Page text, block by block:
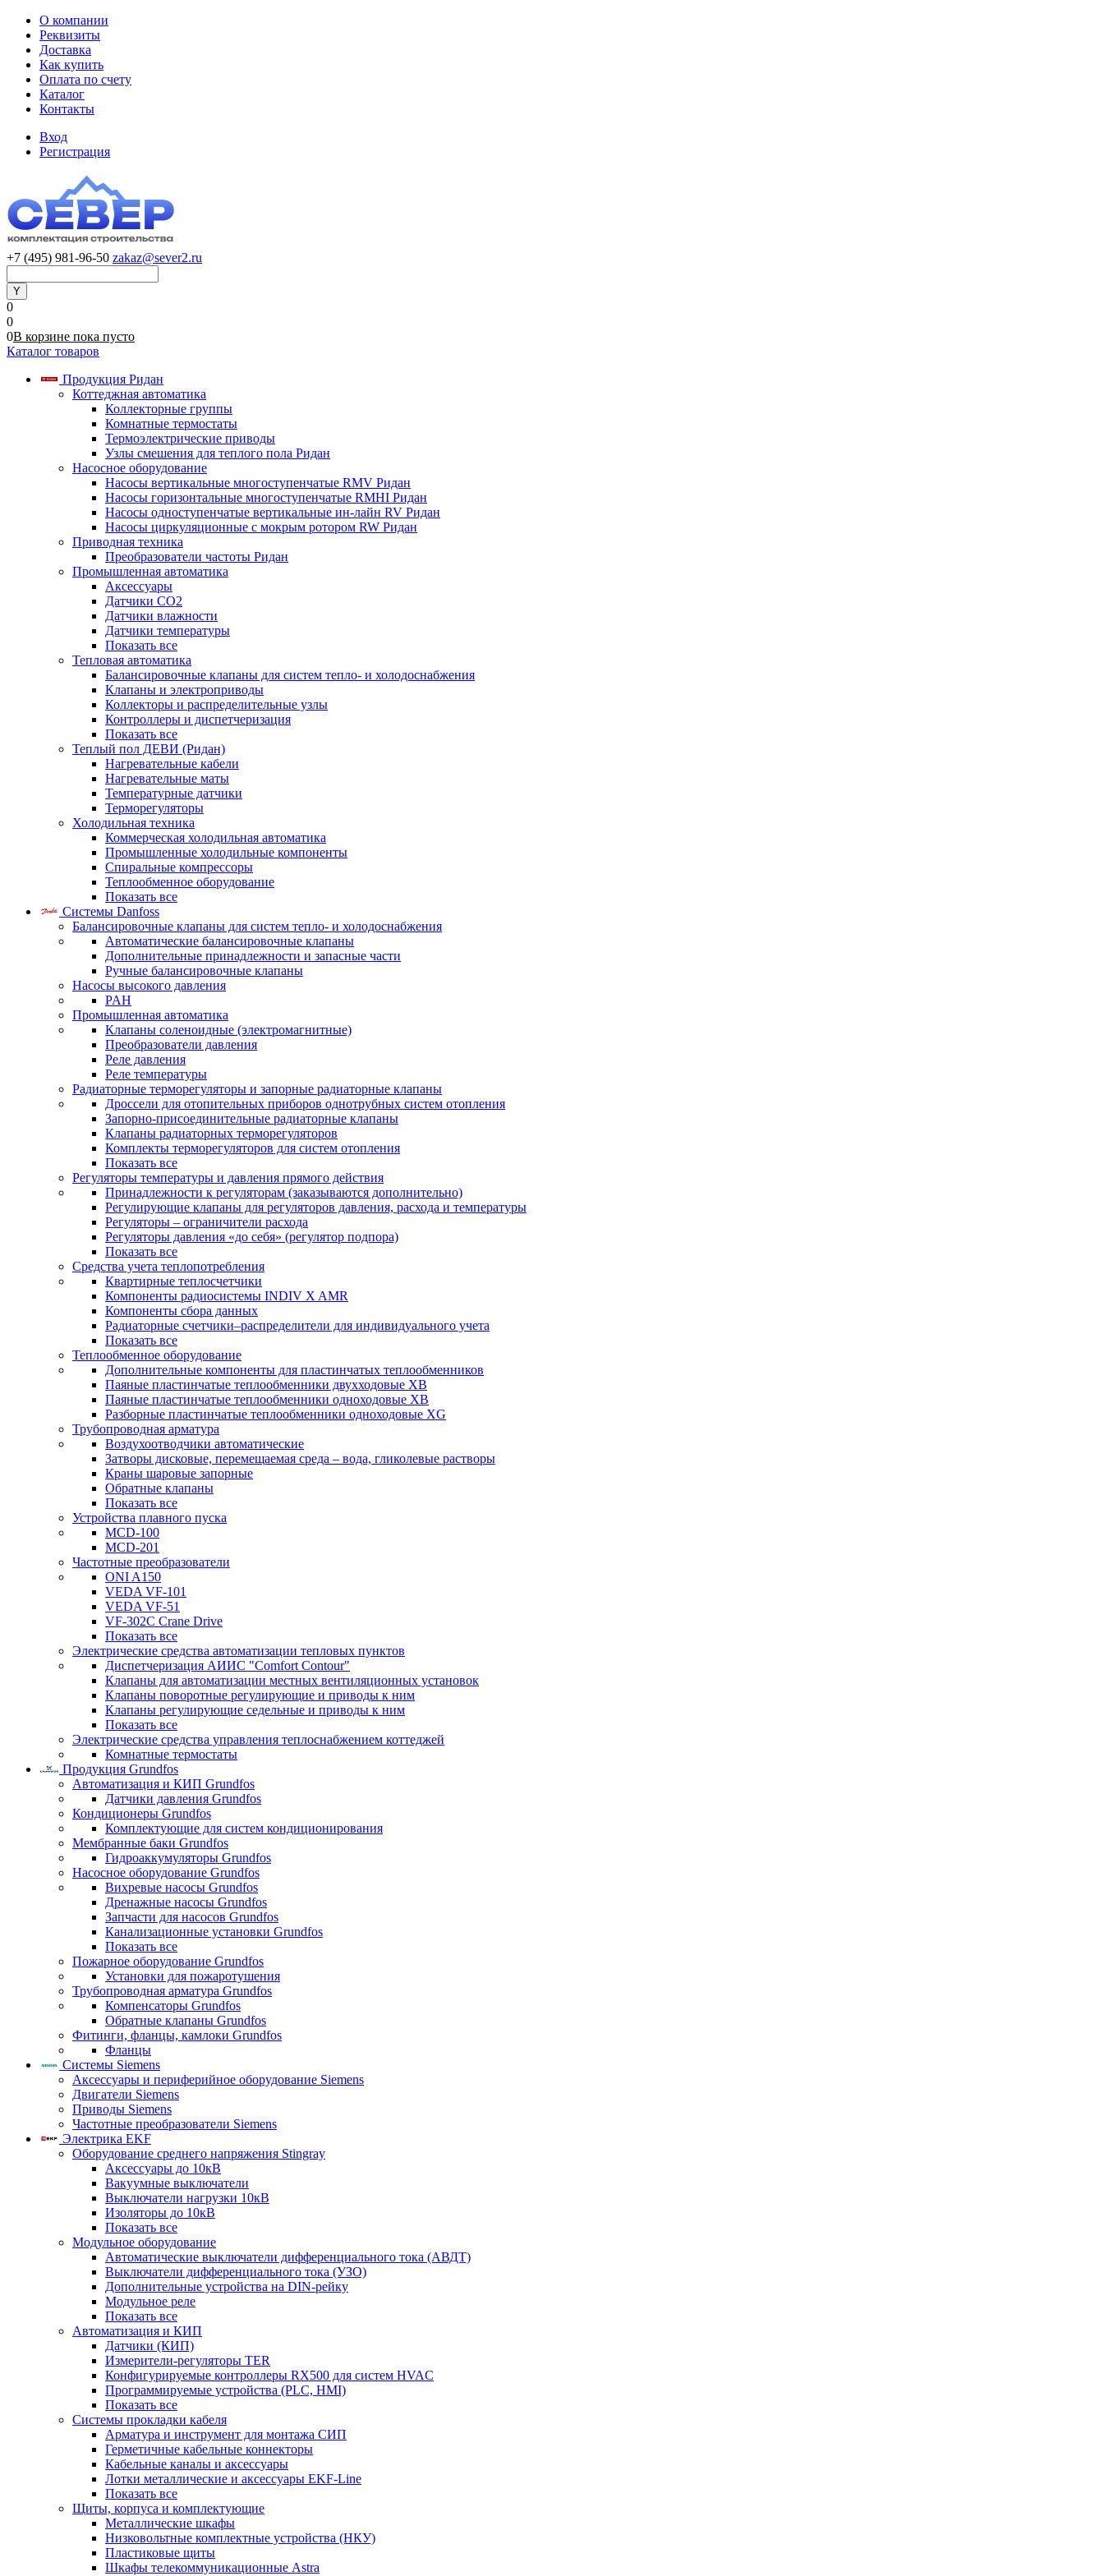
О компании
Реквизиты
Доставка
Как купить
Оплата по счету
Каталог
Контакты
Вход
Регистрация
+7 (495) 981-96-50 zakaz@sever2.ru
0
0
0В корзине пока пусто
Каталог товаров
Продукция Ридан
Коттеджная автоматика
Коллекторные группы
Комнатные термостаты
Термоэлектрические приводы
Узлы смешения для теплого пола Ридан
Насосное оборудование
Насосы вертикальные многоступенчатые RMV Ридан
Насосы горизонтальные многоступенчатые RMHI Ридан
Насосы одноступенчатые вертикальные ин-лайн RV Ридан
Насосы циркуляционные с мокрым ротором RW Ридан
Приводная техника
Преобразователи частоты Ридан
Промышленная автоматика
Аксессуары
Датчики CO2
Датчики влажности
Датчики температуры
Показать все
Тепловая автоматика
Балансировочные клапаны для систем тепло- и холодоснабжения
Клапаны и электроприводы
Коллекторы и распределительные узлы
Контроллеры и диспетчеризация
Показать все
Теплый пол ДЕВИ (Ридан)
Нагревательные кабели
Нагревательные маты
Температурные датчики
Терморегуляторы
Холодильная техника
Коммерческая холодильная автоматика
Промышленные холодильные компоненты
Спиральные компрессоры
Теплообменное оборудование
Показать все
Системы Danfoss
Балансировочные клапаны для систем тепло- и холодоснабжения
Автоматические балансировочные клапаны
Дополнительные принадлежности и запасные части
Ручные балансировочные клапаны
Насосы высокого давления
PAH
Промышленная автоматика
Клапаны соленоидные (электромагнитные)
Преобразователи давления
Реле давления
Реле температуры
Радиаторные терморегуляторы и запорные радиаторные клапаны
Дроссели для отопительных приборов однотрубных систем отопления
Запорно-присоединительные радиаторные клапаны
Клапаны радиаторных терморегуляторов
Комплекты терморегуляторов для систем отопления
Показать все
Регуляторы температуры и давления прямого действия
Принадлежности к регуляторам (заказываются дополнительно)
Регулирующие клапаны для регуляторов давления, расхода и температуры
Регуляторы – ограничители расхода
Регуляторы давления «до себя» (регулятор подпора)
Показать все
Средства учета теплопотребления
Квартирные теплосчетчики
Компоненты радиосистемы INDIV X AMR
Компоненты сбора данных
Радиаторные счетчики–распределители для индивидуального учета
Показать все
Теплообменное оборудование
Дополнительные компоненты для пластинчатых теплообменников
Паяные пластинчатые теплообменники двухходовые XB
Паяные пластинчатые теплообменники одноходовые ХВ
Разборные пластинчатые теплообменники одноходовые ХG
Трубопроводная арматура
Воздухоотводчики автоматические
Затворы дисковые, перемещаемая среда – вода, гликолевые растворы
Краны шаровые запорные
Обратные клапаны
Показать все
Устройства плавного пуска
MCD-100
MCD-201
Частотные преобразователи
ONI A150
VEDA VF-101
VEDA VF-51
VF-302C Crane Drive
Показать все
Электрические средства автоматизации тепловых пунктов
Диспетчеризация АИИС "Comfort Contour"
Клапаны для автоматизации местных вентиляционных установок
Клапаны поворотные регулирующие и приводы к ним
Клапаны регулирующие седельные и приводы к ним
Показать все
Электрические средства управления теплоснабжением коттеджей
Комнатные термостаты
Продукция Grundfos
Автоматизация и КИП Grundfos
Датчики давления Grundfos
Кондиционеры Grundfos
Комплектующие для систем кондиционирования
Мембранные баки Grundfos
Гидроаккумуляторы Grundfos
Насосное оборудование Grundfos
Вихревые насосы Grundfos
Дренажные насосы Grundfos
Запчасти для насосов Grundfos
Канализационные установки Grundfos
Показать все
Пожарное оборудование Grundfos
Установки для пожаротушения
Трубопроводная арматура Grundfos
Компенсаторы Grundfos
Обратные клапаны Grundfos
Фитинги, фланцы, камлоки Grundfos
Фланцы
Системы Siemens
Аксессуары и периферийное оборудование Siemens
Двигатели Siemens
Приводы Siemens
Частотные преобразователи Siemens
Электрика EKF
Оборудование среднего напряжения Stingray
Аксессуары до 10кВ
Вакуумные выключатели
Выключатели нагрузки 10кВ
Изоляторы до 10кВ
Показать все
Модульное оборудование
Автоматические выключатели дифференциального тока (АВДТ)
Выключатели дифференциального тока (УЗО)
Дополнительные устройства на DIN-рейку
Модульное реле
Показать все
Автоматизация и КИП
Датчики (КИП)
Измерители-регуляторы TER
Конфигурируемые контроллеры RX500 для систем HVAC
Программируемые устройства (PLC, HMI)
Показать все
Системы прокладки кабеля
Арматура и инструмент для монтажа СИП
Герметичные кабельные коннекторы
Кабельные каналы и аксессуары
Лотки металлические и аксессуары EKF-Line
Показать все
Щиты, корпуса и комплектующие
Металлические шкафы
Низковольтные комплектные устройства (НКУ)
Пластиковые щиты
Шкафы телекоммуникационные Astra